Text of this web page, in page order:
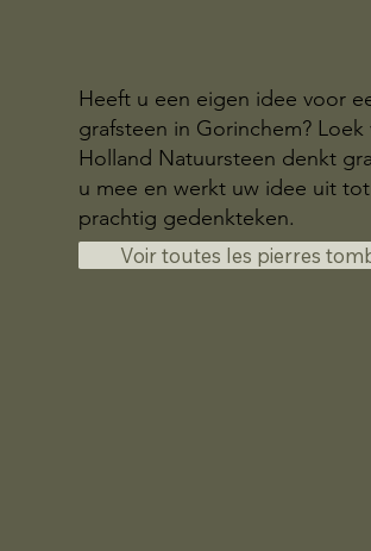
Heeft u een eigen idee voor
grafsteen in Gorinchem? Loek
Holland Natuursteen denkt
u mee en werkt uw idee uit
prachtig gedenkteken.
Voir toutes les pierres